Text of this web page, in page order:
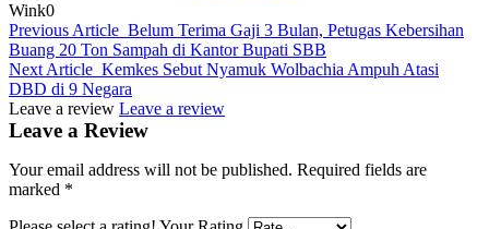
Wink0
Previous Article Belum Terima Gaji 3 Bulan, Petugas Kebersihan
Buang 20 Ton Sampah di Kantor Bupati SBB
Next Article Kemkes Sebut Nyamuk Wolbachia Ampuh Atasi
DBD di 9 Negara
Leave a review Leave a review
Leave a Review
Your email address will not be published. Required fields are
marked *